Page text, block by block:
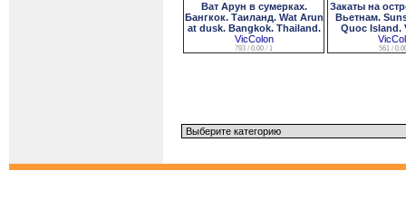
Ват Арун в сумерках.
Бангкок. Таиланд. Wat Arun
at dusk. Bangkok. Thailand.
VicColon
793 / 0.00 / 1
Закаты на
Вьетнам.
Quoc Island.
561 /